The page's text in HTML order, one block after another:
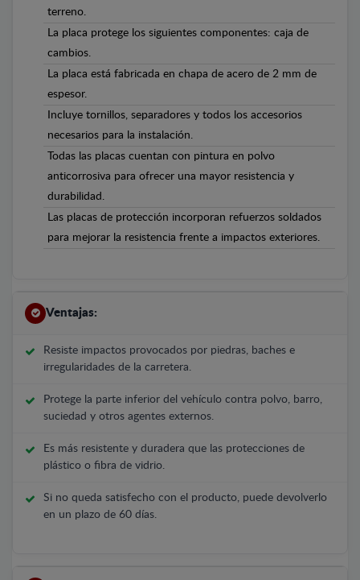
terreno.
La placa protege los siguientes componentes: caja de
cambios.
La placa está fabricada en chapa de acero de 2 mm de
espesor.
Incluye tornillos, separadores y todos los accesorios
necesarios para la instalación.
Todas las placas cuentan con pintura en polvo
anticorrosiva para ofrecer una mayor resistencia y
durabilidad.
Las placas de protección incorporan refuerzos soldados
para mejorar la resistencia frente a impactos exteriores.
Ventajas:
Resiste impactos provocados por piedras, baches e
irregularidades de la carretera.
Protege la parte inferior del vehículo contra polvo, barro,
suciedad y otros agentes externos.
Es más resistente y duradera que las protecciones de
plástico o fibra de vidrio.
Si no queda satisfecho con el producto, puede devolverlo
en un plazo de 60 días.